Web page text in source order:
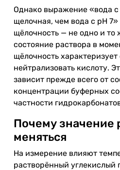
Однако выражение «вода с
щелочная, чем вода с pH
щёлочность — не одно и то
состояние раствора в
щёлочность характеризует
нейтрализовать кислоту.
зависит прежде всего от
концентрации буферных
частности
Почему значение
меняться
На измерение влияют
растворённый углекислый